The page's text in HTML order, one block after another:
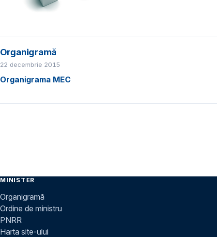
Organigramă
22 decembrie 2015
Organigrama MEC
MINISTER
Organigramă
Ordine de ministru
PNRR
Harta site-ului